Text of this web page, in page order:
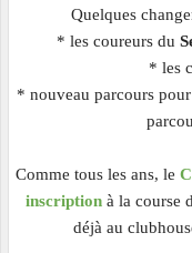
Quelques
* les coureurs du
* les
* nouveau parcours
Comme tous les ans, le
inscriptionà la course
déjà au